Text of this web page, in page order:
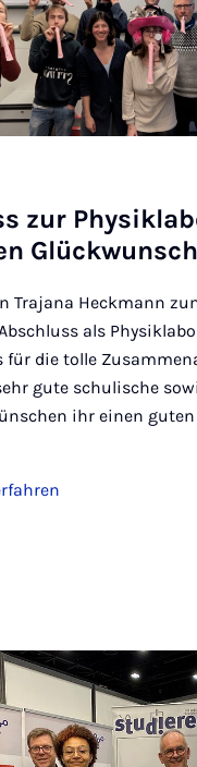
zur
Trajana Heckmann
als
für die tolle
gute schulische
ihr einen